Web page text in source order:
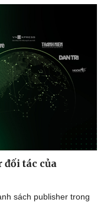
tác của
sách publisher trong